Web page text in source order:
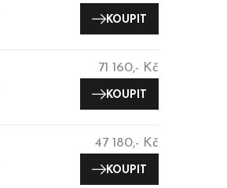
KOUPIT
71 160,- Kč
KOUPIT
47 180,- Kč
KOUPIT